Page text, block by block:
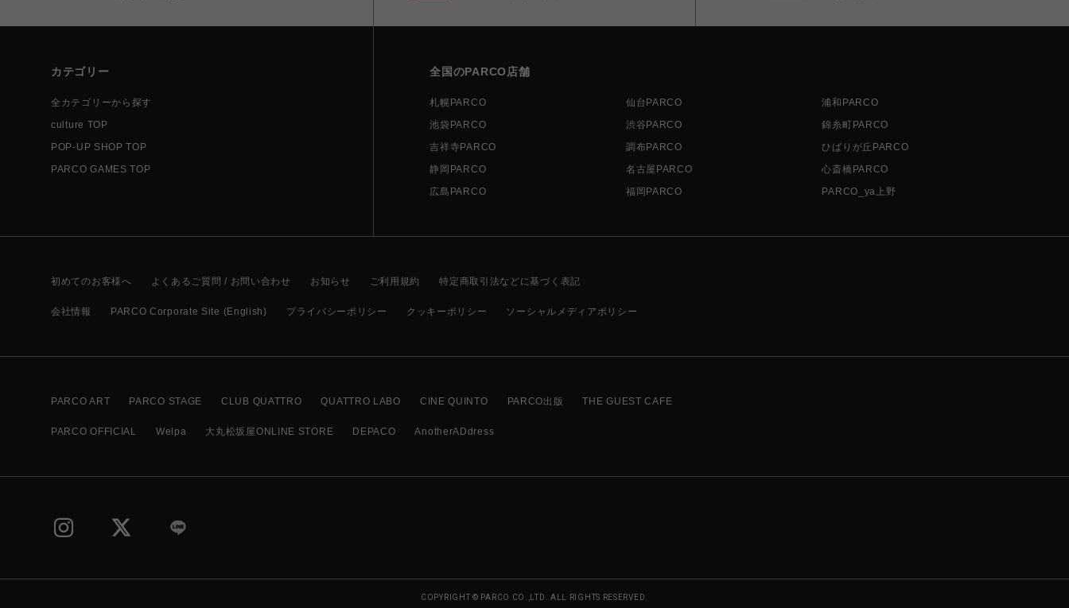
カテゴリー
全カテゴリーから探す
culture TOP
POP-UP SHOP TOP
PARCO GAMES TOP
全国のPARCO店舗
札幌PARCO 仙台PARCO
浦和PARCO
池袋PARCO
渋谷PARCO
錦糸町PARCO
吉祥寺PARCO
調布PARCO
ひばりが丘PARCO
静岡PARCO
名古屋PARCO
心斎橋PARCO
広島PARCO
福岡PARCO PARCO_ya上野
初めてのお客様へ よくあるご質問 / お問い合わせ お知らせ ご利用規約 特定商取引法などに基づく表記
会社情報 PARCO Corporate Site (English) プライバシーポリシー クッキーポリシー ソーシャルメディアポリシー
PARCO ART PARCO STAGE CLUB QUATTRO QUATTRO LABO CINE QUINTO PARCO出版 THE GUEST CAFE
PARCO OFFICIAL Welpa 大丸松坂屋ONLINE STORE DEPACO AnotherADdress
COPYRIGHT © PARCO CO.,LTD. ALL RIGHTS RESERVED.